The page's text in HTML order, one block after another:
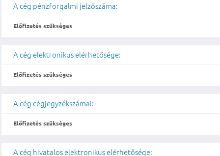
A cég pénzforgalmi jelzőszáma:
Előfizetés szükséges
A cég elektronikus elérhetősége:
Előfizetés szükséges
A cég cégjegyzékszámai:
Előfizetés szükséges
A cég hivatalos elektronikus elérhetősége: